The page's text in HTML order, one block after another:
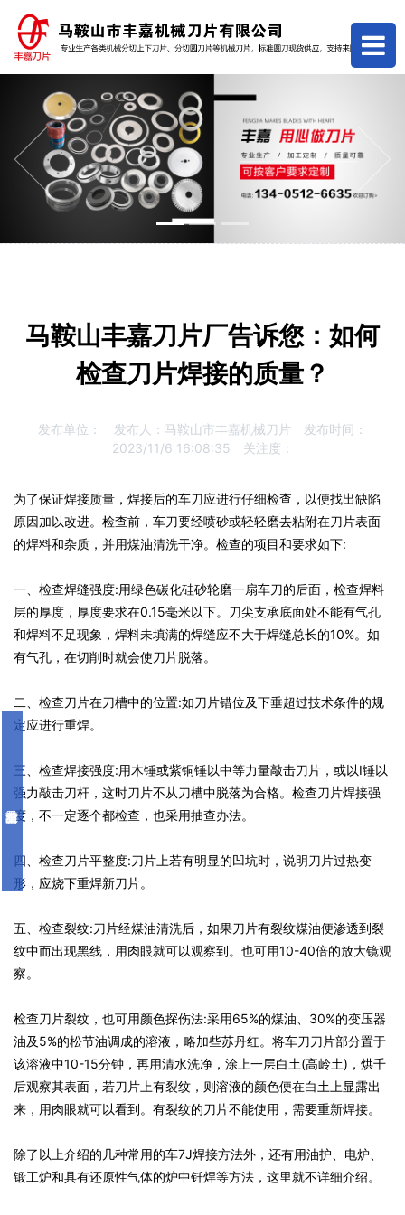
Previous
马鞍山丰嘉刀片厂告诉您：如何
检查刀片焊接的质量？
发布单位： 发布人： 马鞍山市丰嘉机械刀片
发布时间：
2023/11/6 16:08:35
关注度：
为了保证焊接质量，焊接后的车刀应进行仔细检查，以便找出缺陷
原因加以改进。检查前，车刀要经喷砂或轻轻磨去粘附在刀片表面
的焊料和杂质，并用煤油清洗干净。检查的项目和要求如下:
一、检查焊缝强度:用绿色碳化硅砂轮磨一扇车刀的后面，检查焊料
层的厚度，厚度要求在0.15毫米以下。刀尖支承底面处不能有气孔
和焊料不足现象，焊料未填满的焊缝应不大于焊缝总长的10%。如
有气孔，在切削时就会使刀片脱落。
二、检查刀片在刀槽中的位置:如刀片错位及下垂超过技术条件的规
定应进行重焊。
三、检查焊接强度:用木锤或紫铜锤以中等力量敲击刀片，或以I锤以
强力敲击刀杆，这时刀片不从刀槽中脱落为合格。检查刀片焊接强
度，不一定逐个都检查，也采用抽查办法。
四、检查刀片平整度:刀片上若有明显的凹坑时，说明刀片过热变
形，应烧下重焊新刀片。
五、检查裂纹:刀片经煤油清洗后，如果刀片有裂纹煤油便渗透到裂
纹中而出现黑线，用肉眼就可以观察到。也可用10-40倍的放大镜观
察。
检查刀片裂纹，也可用颜色探伤法:采用65%的煤油、30%的变压器
油及5%的松节油调成的溶液，略加些苏丹红。将车刀刀片部分置于
该溶液中10-15分钟，再用清水洗净，涂上一层白土(高岭土)，烘千
后观察其表面，若刀片上有裂纹，则溶液的颜色便在白土上显露出
来，用肉眼就可以看到。有裂纹的刀片不能使用，需要重新焊接。
除了以上介绍的几种常用的车7J焊接方法外，还有用油护、电炉、
锻工炉和具有还原性气体的炉中钎焊等方法，这里就不详细介绍。